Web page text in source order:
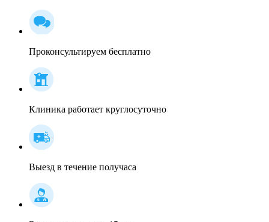
Проконсультируем бесплатно
Клиника работает круглосуточно
Выезд в течение получаса